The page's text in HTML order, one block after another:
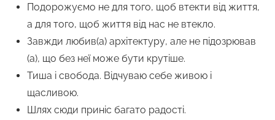
Подорожуємо не для того, щоб втекти від життя,
а для того, щоб життя від нас не втекло.
Завжди любив(а) архітектуру, але не підозрював
(а), що без неї може бути крутіше.
Тиша і свобода. Відчуваю себе живою і
щасливою.
Шлях сюди приніс багато радості.